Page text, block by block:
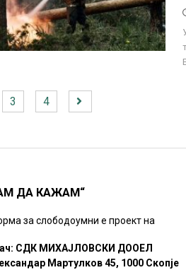
3 4
ДА КАЖАМ“
за слободоумни е проект на
СДК МИХАЈЛОВСКИ ДООЕЛ
Мартулков 45, 1000 Скопје